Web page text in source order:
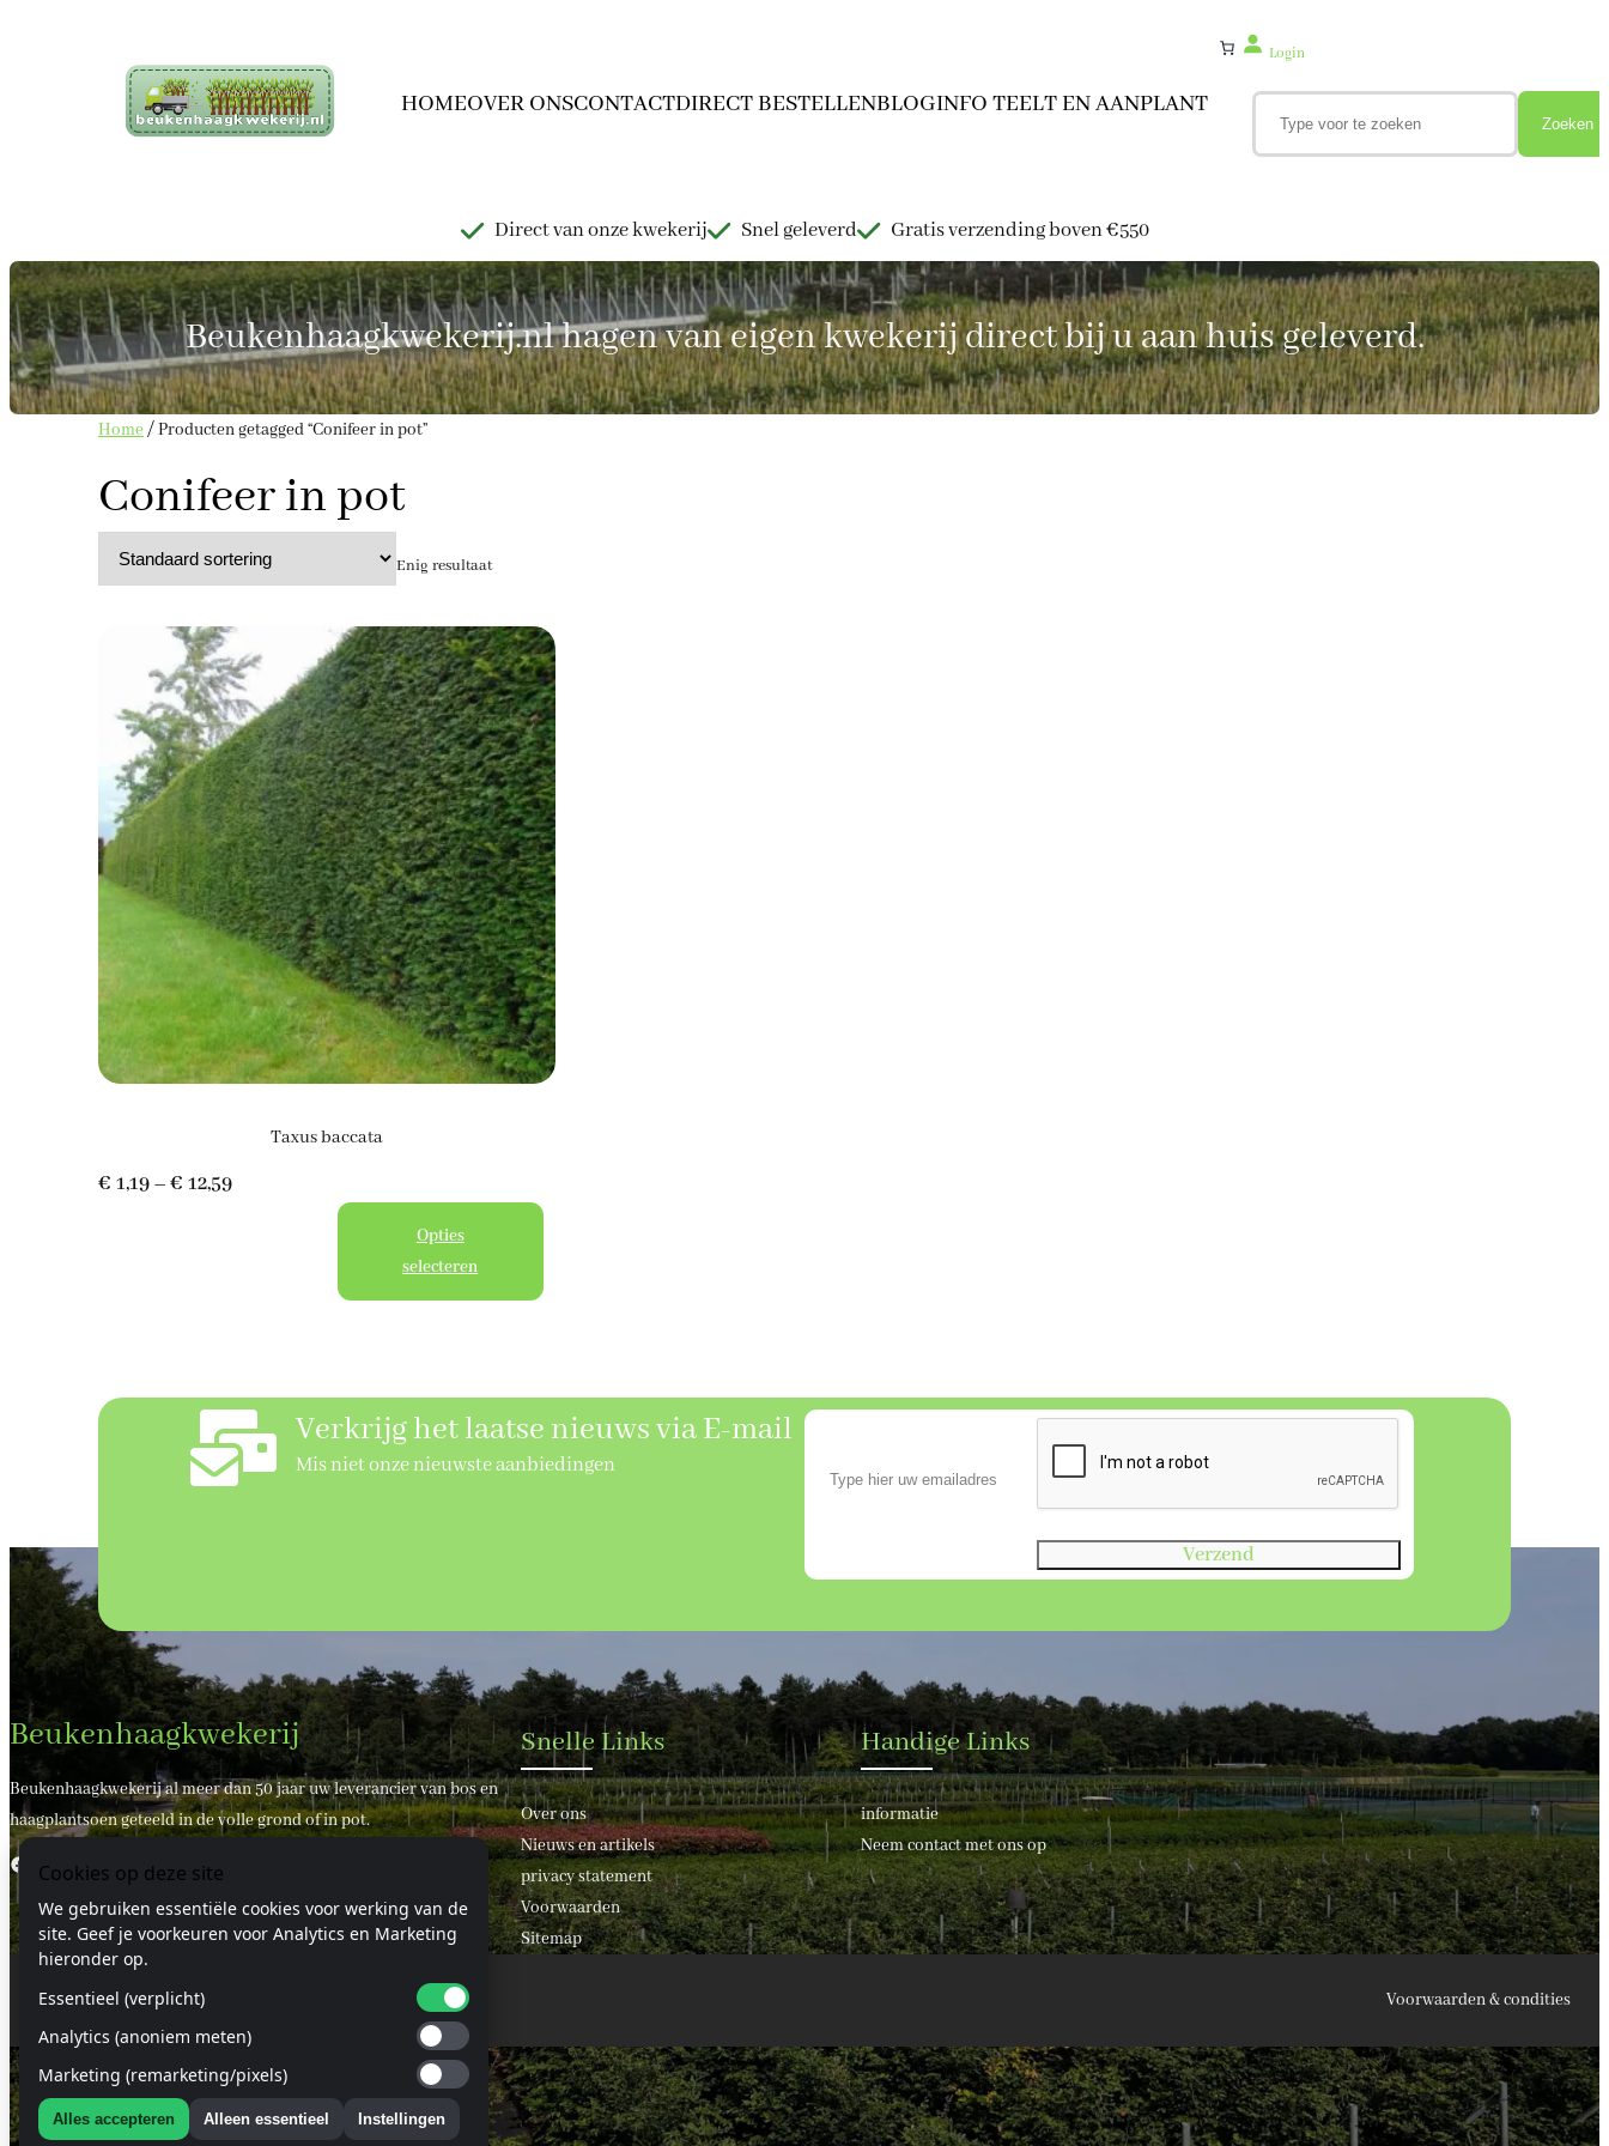
HOMEOVER ONSCONTACTDIRECT BESTELLENBLOGINFO TEELT EN AANPLANT
Login
Zoeken
Direct van onze kwekerij Snel geleverd Gratis verzending boven €550
Beukenhaagkwekerij.nl hagen van eigen kwekerij direct bij u aan huis geleverd.
Home/ Producten getagged “Conifeer in pot”
Conifeer in pot
Enig resultaat
Taxus baccata
€ 1,19–€ 12,59Prijsklasse:
Opties
selecteren
Verkrijg het laatse nieuws via E-mail
Mis niet onze nieuwste aanbiedingen
Verzend
Beukenhaagkwekerij
Beukenhaagkwekerij al meer dan 50 jaar uw leverancier van bos en
haagplantsoen geteeld in de volle grond of in pot.
Facebook
Snelle Links
Over ons
Nieuws en artikels
privacy statement
Voorwaarden
Sitemap
Handige Links
informatie
Neem contact met ons op
© 2024 Beukenhaagkwekerij.nl Voorwaarden & condities
Cookies op deze site
We gebruiken essentiële cookies voor werking van de
site. Geef je voorkeuren voor Analytics en Marketing
hieronder op.
Essentieel (verplicht)
Analytics (anoniem meten)
Marketing (remarketing/pixels)
Alles accepteren Alleen essentieel Instellingen